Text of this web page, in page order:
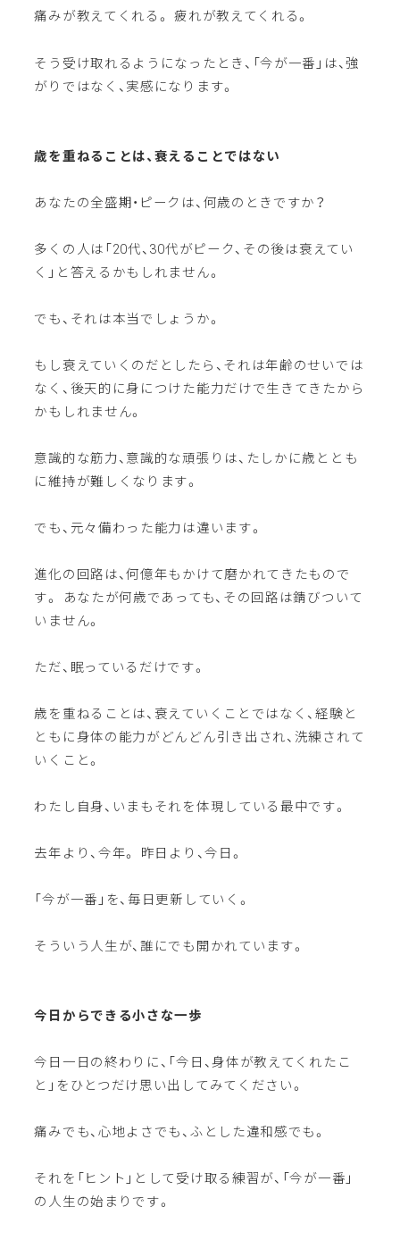
痛みが教えてくれる。 疲れが教えてくれる。
そう受け取れるようになったとき、「今が一番」は、強
がりではなく、実感になります。
歳を重ねることは、衰えることではない
あなたの全盛期・ピークは、何歳のときですか？
多くの人は「20代、30代がピーク、その後は衰えてい
く」と答えるかもしれません。
でも、それは本当でしょうか。
もし衰えていくのだとしたら、それは年齢のせいでは
なく、後天的に身につけた能力だけで生きてきたから
かもしれません。
意識的な筋力、意識的な頑張りは、たしかに歳ととも
に維持が難しくなります。
でも、元々備わった能力は違います。
進化の回路は、何億年もかけて磨かれてきたもので
す。 あなたが何歳であっても、その回路は錆びついて
いません。
ただ、眠っているだけです。
歳を重ねることは、衰えていくことではなく、経験と
ともに身体の能力がどんどん引き出され、洗練されて
いくこと。
わたし自身、いまもそれを体現している最中です。
去年より、今年。 昨日より、今日。
「今が一番」を、毎日更新していく。
そういう人生が、誰にでも開かれています。
今日からできる小さな一歩
今日一日の終わりに、「今日、身体が教えてくれたこ
と」をひとつだけ思い出してみてください。
痛みでも、心地よさでも、ふとした違和感でも。
それを「ヒント」として受け取る練習が、「今が一番」
の人生の始まりです。